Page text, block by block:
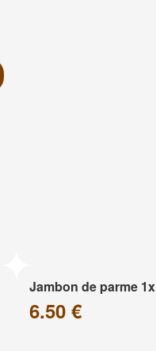
Jambon de parme 1x
6.50 €